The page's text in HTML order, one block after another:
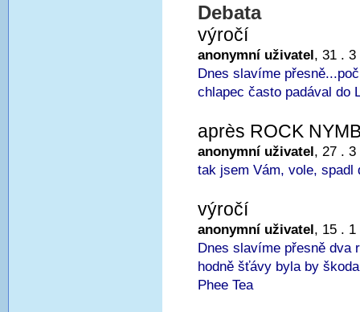
Debata
výročí
anonymní uživatel, 31 . 3
Dnes slavíme
chlapec často padával do
après ROCK
anonymní uživatel, 27 . 3
tak jsem Vám, vole, spadl
výročí
anonymní uživatel, 15 . 1
Dnes slavíme přesně dva
hodně šťávy byla by
Phee Tea